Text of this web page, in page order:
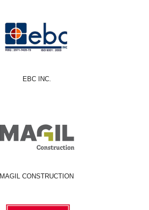
EBC INC.
MAGIL CONSTRUCTION